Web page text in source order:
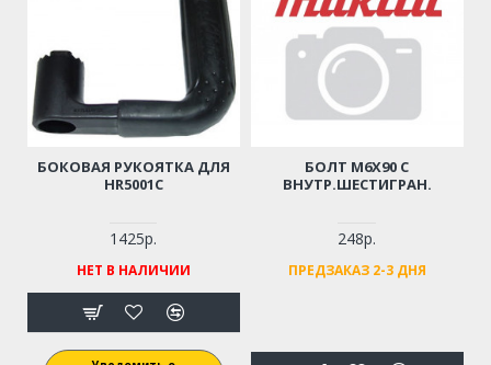
БОКОВАЯ РУКОЯТКА ДЛЯ
HR5001C
1425р.
НЕТ В НАЛИЧИИ
БОЛТ M6Х90 С
ВНУТР.ШЕСТИГРАН.
248р.
ПРЕДЗАКАЗ 2-3 ДНЯ